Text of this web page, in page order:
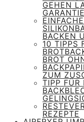
GEHEN
BACKEN
10 TIPPS
BROT
ZUM
TIPP FÜR
REZEPTE